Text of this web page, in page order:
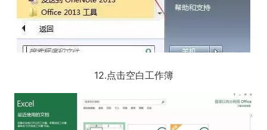
12.点击空白工作簿